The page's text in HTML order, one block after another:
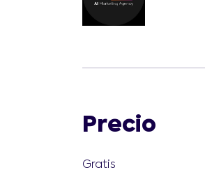
Precio
Gratis